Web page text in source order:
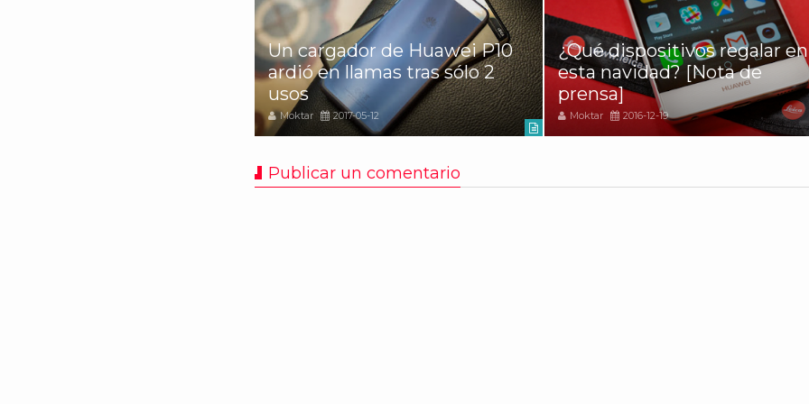
Un cargador de Huawei P10
ardió en llamas tras sólo 2
usos
Moktar 2017-05-12
¿Qué dispositivos regalar en
esta navidad? [Nota de
prensa]
Moktar 2016-12-19
Publicar un comentario